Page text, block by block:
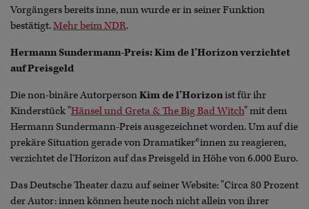
Vorgängers bereits inne, nun wurde er in seiner Funktion
bestätigt.Mehr beim NDR.
Hermann Sundermann-Preis: Kim de l’Horizon verzichtet
auf Preisgeld
Die non-binäre AutorpersonKim de l’Horizonist für ihr
Kinderstück "Hänsel und Greta & The Big Bad Witch" mit dem
Hermann Sundermann-Preis ausgezeichnet worden. Um auf die
prekäre Situation gerade von Dramatiker*innen zu reagieren,
verzichtet de l‘Horizon auf das Preisgeld in Höhe von 6.000 Euro.
Das Deutsche Theater dazu auf seiner Website: "Circa 80 Prozent
der Autor: innen können heute noch nicht allein von ihrer